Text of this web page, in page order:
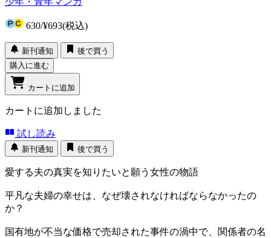
630/¥693(税込)
新刊通知
後で買う
購入に進む
カートに追加
カートに追加しました
試し読み
新刊通知 後で買う
愛する夫の真実を知りたいと願う女性の物語
平凡な夫婦の幸せは、なぜ壊されなければならなかったの
か？
国有地が不当な価格で売却された事件の渦中で、関係者の名